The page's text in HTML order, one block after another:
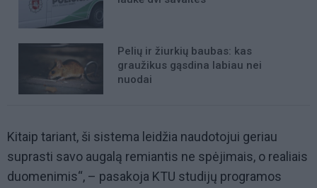
Pelių ir žiurkių baubas: kas
graužikus gąsdina labiau nei
nuodai
Kitaip tariant, ši sistema leidžia naudotojui geriau
suprasti savo augalą remiantis ne spėjimais, o realiais
duomenimis“, – pasakoja KTU studijų programos